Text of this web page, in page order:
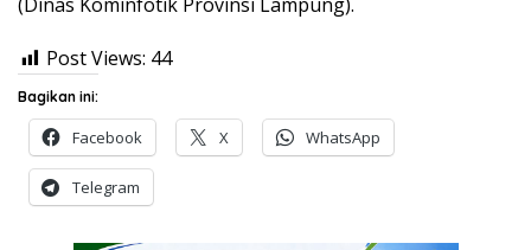
Post Views: 44
Bagikan ini:
Facebook X WhatsApp
Telegram